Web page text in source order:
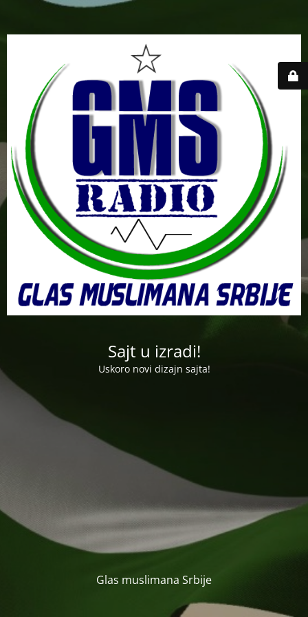
Sajt u izradi!
Uskoro novi dizajn sajta!
Glas muslimana Srbije